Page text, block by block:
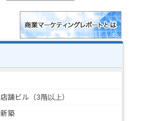
店舗ビル（3階以上）
新築